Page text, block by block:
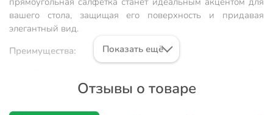
вашего стола, защищая его поверхность и придавая
элегантный вид.
Преимущества:
обеспечивает долгий срок службы.
Показать ещё
Отзывы о товаре